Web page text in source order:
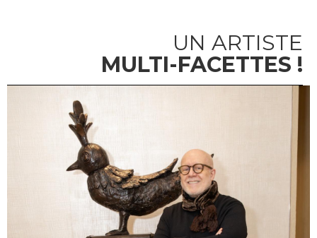
UN ARTISTE
MULTI-FACETTES !